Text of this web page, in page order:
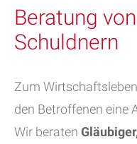
Beratung
Schuldnern
Zum
den Betroffenen eine
Wir beraten